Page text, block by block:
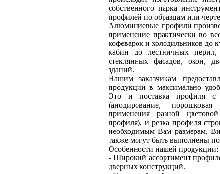
собственного парка
профилей по образцам или
Алюминиевые профили
применение практически во
кофеварок и холодильников до
кабин до лестничных
стеклянных фасадов, окон,
зданий.
Нашим заказчикам
продукции в максимально
Это и поставка профиля с
(анодирование,
применения разной
профиля), и резка профиля
необходимым Вам размерам.
также могут быть выполнены
Особенности нашей продукции:
- Широкий ассортимент
дверных конструкций.